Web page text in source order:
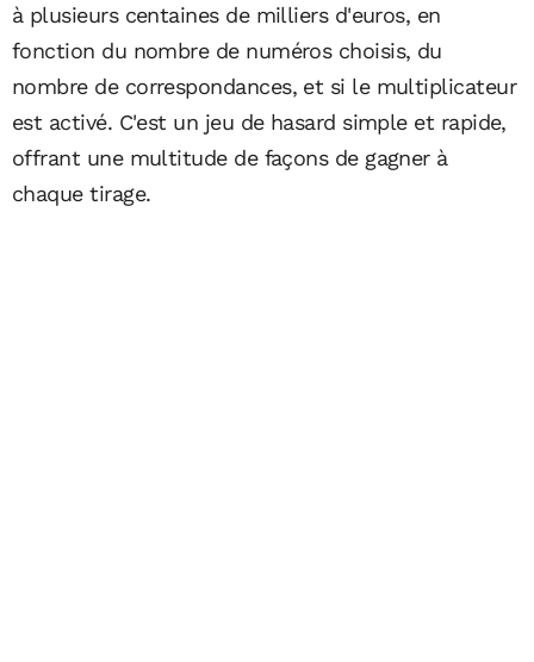
à plusieurs centaines de milliers d'euros, en
fonction du nombre de numéros choisis, du
nombre de correspondances, et si le multiplicateur
est activé. C'est un jeu de hasard simple et rapide,
offrant une multitude de façons de gagner à
chaque tirage.